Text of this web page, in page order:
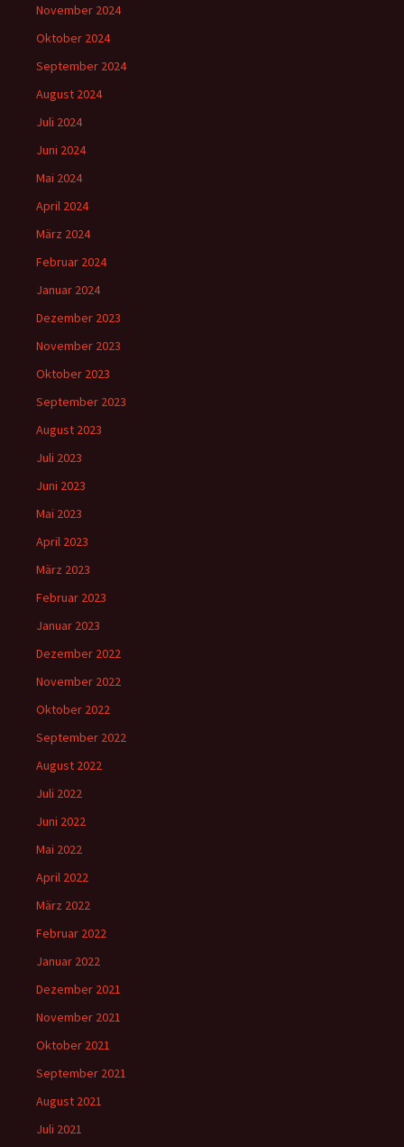
November 2024
Oktober 2024
September 2024
August 2024
Juli 2024
Juni 2024
Mai 2024
April 2024
März 2024
Februar 2024
Januar 2024
Dezember 2023
November 2023
Oktober 2023
September 2023
August 2023
Juli 2023
Juni 2023
Mai 2023
April 2023
März 2023
Februar 2023
Januar 2023
Dezember 2022
November 2022
Oktober 2022
September 2022
August 2022
Juli 2022
Juni 2022
Mai 2022
April 2022
März 2022
Februar 2022
Januar 2022
Dezember 2021
November 2021
Oktober 2021
September 2021
August 2021
Juli 2021